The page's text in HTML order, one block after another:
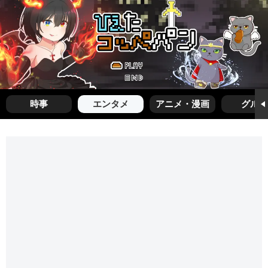
時事 エンタメ アニメ・漫画 グルメ